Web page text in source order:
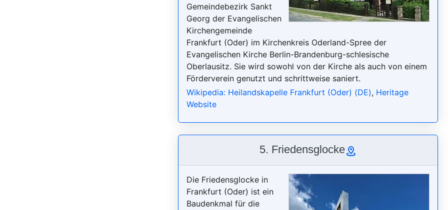
Gemeindebezirk Sankt
Georg der Evangelischen
Kirchengemeinde
Frankfurt (Oder) im Kirchenkreis Oderland-Spree der
Evangelischen Kirche Berlin-Brandenburg-schlesische
Oberlausitz. Sie wird sowohl von der Kirche als auch von einem
Förderverein genutzt und schrittweise saniert.
Wikipedia: Heilandskapelle Frankfurt (Oder) (DE), Heritage
Website
5. Friedensglocke
Die Friedensglocke in
Frankfurt (Oder) ist ein
Baudenkmal für die